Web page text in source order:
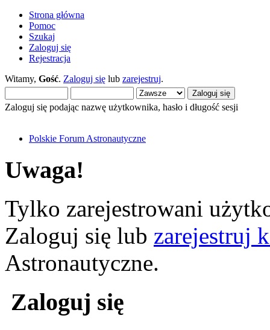
Strona główna
Pomoc
Szukaj
Zaloguj się
Rejestracja
Witamy, Gość. Zaloguj się lub zarejestruj.
Zaloguj się podając nazwę użytkownika, hasło i długość sesji
Polskie Forum Astronautyczne
Uwaga!
Tylko zarejestrowani
Zaloguj się lub zarejestruj
Astronautyczne.
Zaloguj się